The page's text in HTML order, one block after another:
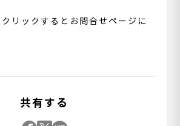
リックするとお問合せページに
共有する